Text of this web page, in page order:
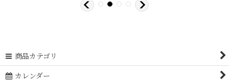
商品カテゴリ
カレンダー